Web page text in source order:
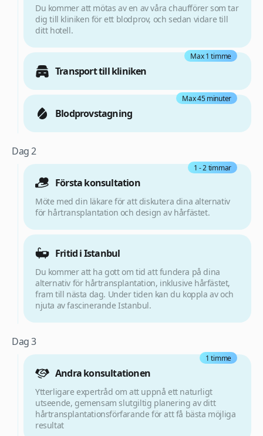
Du kommer att mötas av en av våra chaufförer som tar
dig till kliniken för ett blodprov, och sedan vidare till
ditt hotell.
Max 1 timme
Transport till kliniken
Max 45 minuter
Blodprovstagning
Dag 2
1 - 2 timmar
Första konsultation
Möte med din läkare för att diskutera dina alternativ
för hårtransplantation och design av hårfästet.
Fritid i Istanbul
Du kommer att ha gott om tid att fundera på dina
alternativ för hårtransplantation, inklusive hårfästet,
fram till nästa dag. Under tiden kan du koppla av och
njuta av fascinerande Istanbul.
Dag 3
1 timme
Andra konsultationen
Ytterligare expertråd om att uppnå ett naturligt
utseende, gemensam slutgiltig planering av ditt
hårtransplantationsförfarande för att få bästa möjliga
resultat